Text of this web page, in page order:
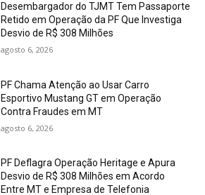
Desembargador do TJMT Tem Passaporte
Retido em Operação da PF Que Investiga
Desvio de R$ 308 Milhões
agosto 6, 2026
PF Chama Atenção ao Usar Carro
Esportivo Mustang GT em Operação
Contra Fraudes em MT
agosto 6, 2026
PF Deflagra Operação Heritage e Apura
Desvio de R$ 308 Milhões em Acordo
Entre MT e Empresa de Telefonia